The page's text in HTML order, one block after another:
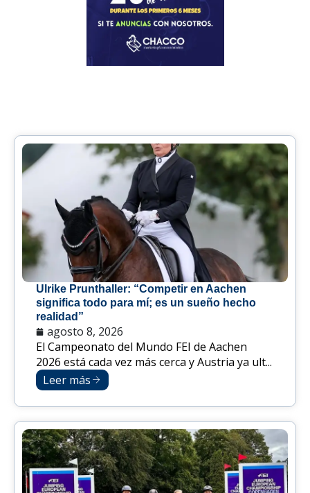
Ulrike Prunthaller: “Competir en Aachen
significa todo para mí; es un sueño hecho
realidad”
agosto 8, 2026
El Campeonato del Mundo FEI de Aachen
2026 está cada vez más cerca y Austria ya ult...
Leer más